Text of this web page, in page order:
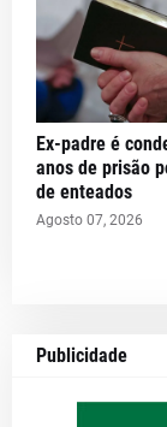
Ex-padre é
anos de prisão
de enteados
Agosto 07, 2026
Publicidade